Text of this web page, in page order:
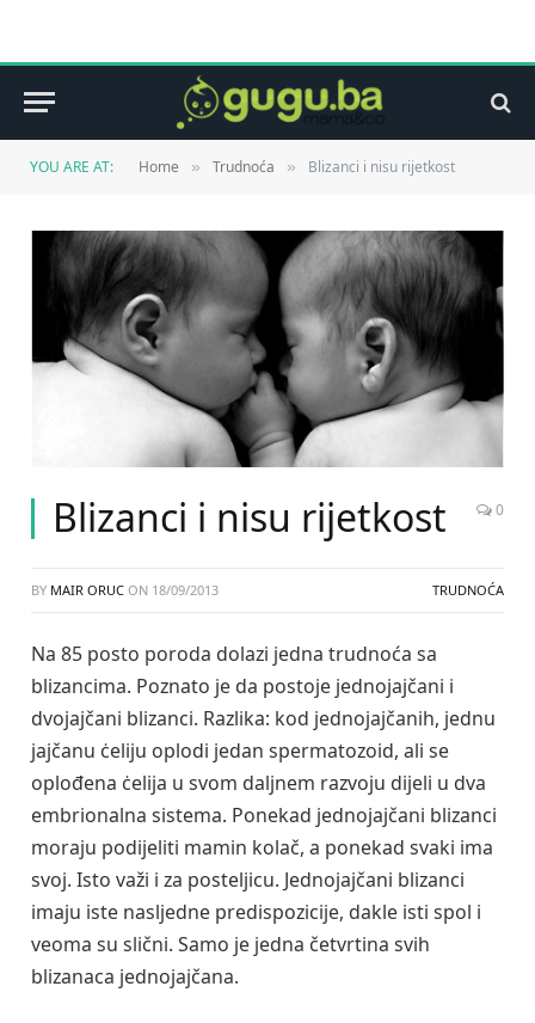
YOU ARE AT: Home » Trudnoća » Blizanci i nisu rijetkost
Blizanci i nisu rijetkost 0
BY MAIR ORUC ON 18/09/2013 TRUDNOĆA
Na 85 posto poroda dolazi jedna trudnoća sa
blizancima. Poznato je da postoje jednojajčani i
dvojajčani blizanci. Razlika: kod jednojajčanih, jednu
jajčanu ċeliju oplodi jedan spermatozoid, ali se
oplođena ċelija u svom daljnem razvoju dijeli u dva
embrionalna sistema. Ponekad jednojajčani blizanci
moraju podijeliti mamin kolač, a ponekad svaki ima
svoj. Isto važi i za posteljicu. Jednojajčani blizanci
imaju iste nasljedne predispozicije, dakle isti spol i
veoma su slični. Samo je jedna četvrtina svih
blizanaca jednojajčana.